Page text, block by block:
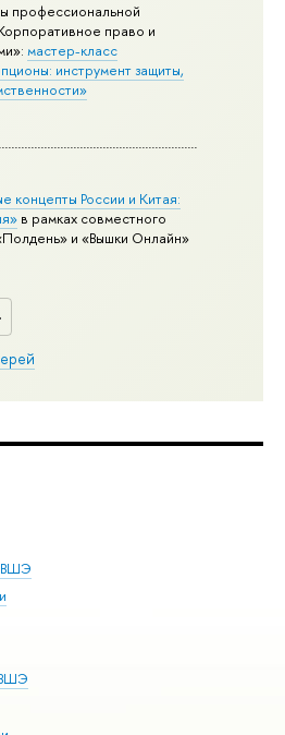
профессиональной
право и
мастер-класс
инструмент защиты,
концепты России и Китая:
в рамках совместного
и «Вышки Онлайн»
ВШЭ